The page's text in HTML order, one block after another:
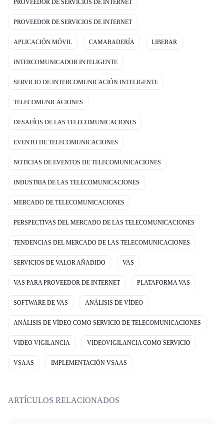
PROVEEDOR DE SERVICIOS DE INTERNET
PROVEEDOR DE SERVICIOS DE INTERNET
APLICACIÓN MÓVIL CAMARADERÍA LIBERAR
INTERCOMUNICADOR INTELIGENTE
SERVICIO DE INTERCOMUNICACIÓN INTELIGENTE
TELECOMUNICACIONES
DESAFÍOS DE LAS TELECOMUNICACIONES
EVENTO DE TELECOMUNICACIONES
NOTICIAS DE EVENTOS DE TELECOMUNICACIONES
INDUSTRIA DE LAS TELECOMUNICACIONES
MERCADO DE TELECOMUNICACIONES
PERSPECTIVAS DEL MERCADO DE LAS TELECOMUNICACIONES
TENDENCIAS DEL MERCADO DE LAS TELECOMUNICACIONES
SERVICIOS DE VALOR AÑADIDO VAS
VAS PARA PROVEEDOR DE INTERNET PLATAFORMA VAS
SOFTWARE DE VAS ANÁLISIS DE VÍDEO
ANÁLISIS DE VÍDEO COMO SERVICIO DE TELECOMUNICACIONES
VIDEO VIGILANCIA VIDEOVIGILANCIA COMO SERVICIO
VSAAS IMPLEMENTACIÓN VSAAS
ARTÍCULOS RELACIONADOS